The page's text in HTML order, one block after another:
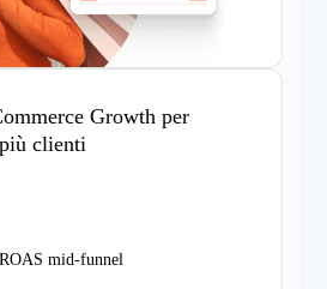
Growth per
clienti
mid-funnel